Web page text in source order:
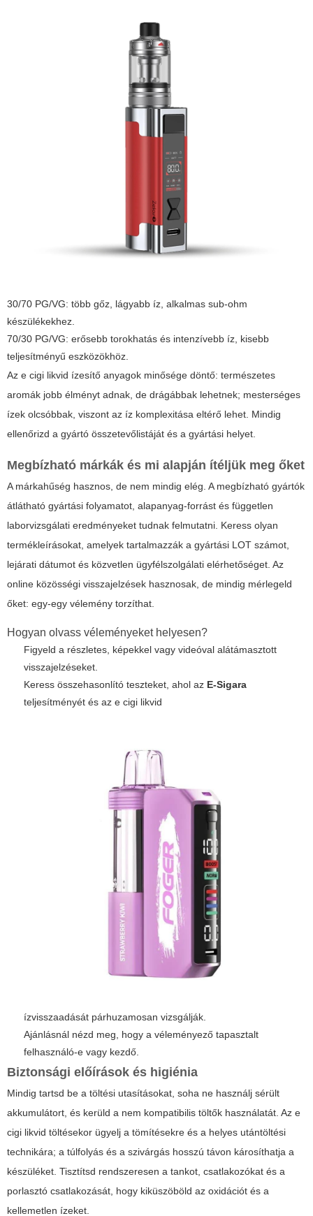
30/70 PG/VG: több gőz, lágyabb íz, alkalmas sub-ohm
készülékekhez.
70/30 PG/VG: erősebb torokhatás és intenzívebb íz, kisebb
teljesítményű eszközökhöz.
Az e cigi likvid ízesítő anyagok minősége döntő: természetes
aromák jobb élményt adnak, de drágábbak lehetnek; mesterséges
ízek olcsóbbak, viszont az íz komplexitása eltérő lehet. Mindig
ellenőrizd a gyártó összetevőlistáját és a gyártási helyet.
Megbízható márkák és mi alapján ítéljük meg őket
A márkahűség hasznos, de nem mindig elég. A megbízható gyártók
átlátható gyártási folyamatot, alapanyag-forrást és független
laborvizsgálati eredményeket tudnak felmutatni. Keress olyan
termékleírásokat, amelyek tartalmazzák a gyártási LOT számot,
lejárati dátumot és közvetlen ügyfélszolgálati elérhetőséget. Az
online közösségi visszajelzések hasznosak, de mindig mérlegeld
őket: egy-egy vélemény torzíthat.
Hogyan olvass véleményeket helyesen?
Figyeld a részletes, képekkel vagy videóval alátámasztott
visszajelzéseket.
Keress összehasonlító teszteket, ahol az E-Sigara
teljesítményét és az e cigi likvid
ízvisszaadását párhuzamosan vizsgálják.
Ajánlásnál nézd meg, hogy a véleményező tapasztalt
felhasználó-e vagy kezdő.
Biztonsági előírások és higiénia
Mindig tartsd be a töltési utasításokat, soha ne használj sérült
akkumulátort, és kerüld a nem kompatibilis töltők használatát. Az e
cigi likvid töltésekor ügyelj a tömítésekre és a helyes utántöltési
technikára; a túlfolyás és a szivárgás hosszú távon károsíthatja a
készüléket. Tisztítsd rendszeresen a tankot, csatlakozókat és a
porlasztó csatlakozását, hogy kiküszöböld az oxidációt és a
kellemetlen ízeket.